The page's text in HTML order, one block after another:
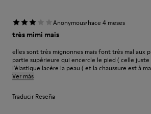
Anonymous·hace 4 meses
très mimi mais
elles sont très mignonnes mais font très mal aux
partie supérieure qui encercle le pied ( celle
l'élastique lacère la peau ( et la chaussure est à
Ver más
Traducir Reseña